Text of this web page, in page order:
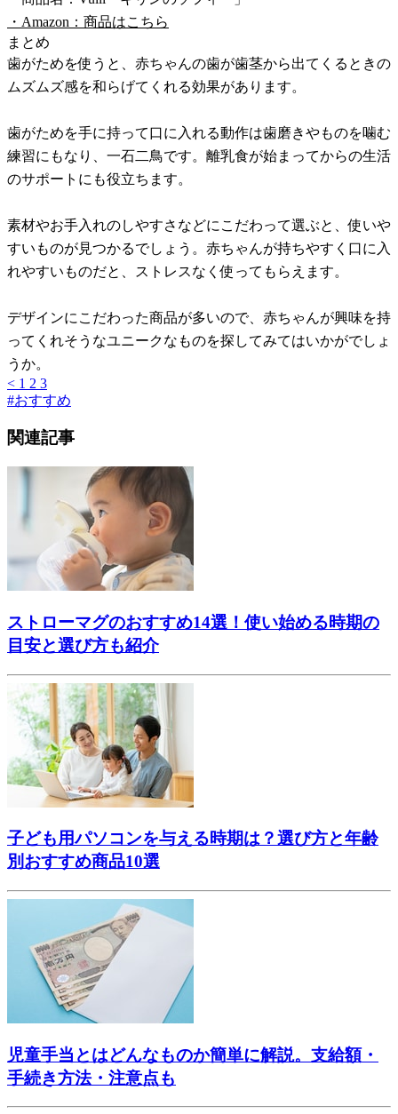
・Amazon：商品はこちら
まとめ
歯がためを使うと、赤ちゃんの歯が歯茎から出てくるときの
ムズムズ感を和らげてくれる効果があります。
歯がためを手に持って口に入れる動作は歯磨きやものを噛む
練習にもなり、一石二鳥です。離乳食が始まってからの生活
のサポートにも役立ちます。
素材やお手入れのしやすさなどにこだわって選ぶと、使いや
すいものが見つかるでしょう。赤ちゃんが持ちやすく口に入
れやすいものだと、ストレスなく使ってもらえます。
デザインにこだわった商品が多いので、赤ちゃんが興味を持
ってくれそうなユニークなものを探してみてはいかがでしょ
うか。
< 1 2 3
#おすすめ
関連記事
ストローマグのおすすめ14選！使い始める時期の
目安と選び方も紹介
子ども用パソコンを与える時期は？選び方と年齢
別おすすめ商品10選
児童手当とはどんなものか簡単に解説。支給額・
手続き方法・注意点も